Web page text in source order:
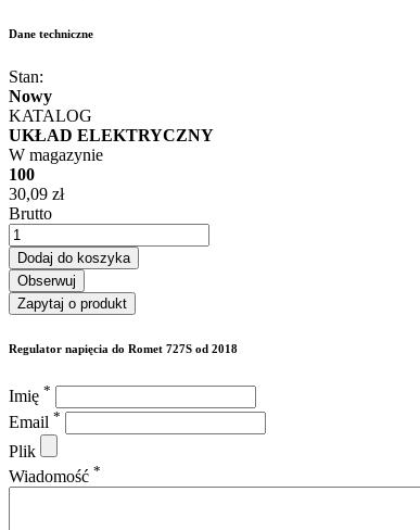
Dane techniczne
Stan:
Nowy
KATALOG
UKŁAD ELEKTRYCZNY
W magazynie
100
30,09 zł
Brutto
Dodaj do koszyka
Obserwuj
Zapytaj o produkt
Regulator napięcia do Romet 727S od 2018
Imię *
Email *
Plik
Wiadomość *